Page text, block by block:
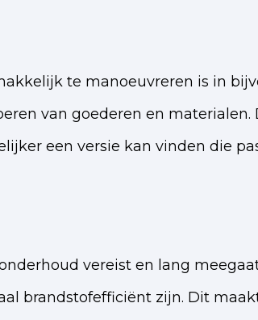
te manoeuvreren is in
van goederen en materialen.
een versie kan vinden die
vereist en lang
brandstofefficiënt zijn. Dit